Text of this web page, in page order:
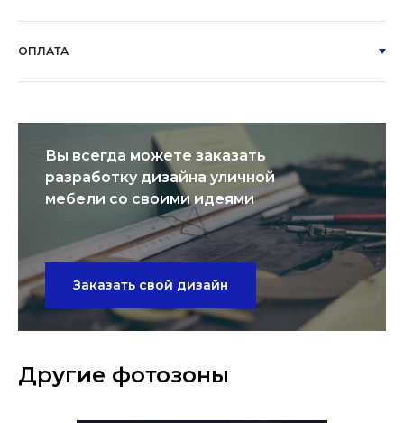
ОПЛАТА
Вы всегда можете заказать
разработку дизайна уличной
мебели со своими идеями
Заказать свой дизайн
Другие фотозоны